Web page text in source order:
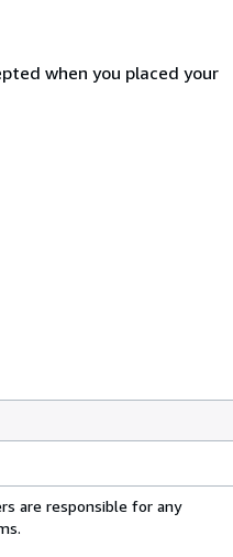
when you placed your
are responsible for any